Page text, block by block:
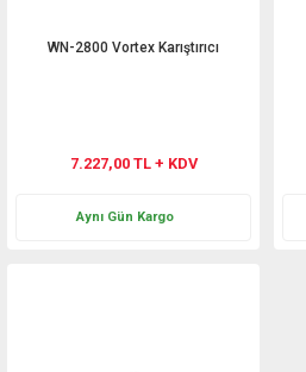
WN-2800 Vortex Karıştırıcı
7.227,00 TL + KDV
Aynı Gün Kargo